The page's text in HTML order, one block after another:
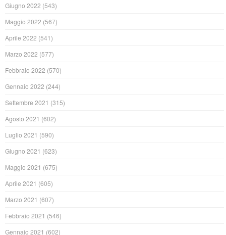
Giugno 2022 (543)
Maggio 2022 (567)
Aprile 2022 (541)
Marzo 2022 (577)
Febbraio 2022 (570)
Gennaio 2022 (244)
Settembre 2021 (315)
Agosto 2021 (602)
Luglio 2021 (590)
Giugno 2021 (623)
Maggio 2021 (675)
Aprile 2021 (605)
Marzo 2021 (607)
Febbraio 2021 (546)
Gennaio 2021 (602)